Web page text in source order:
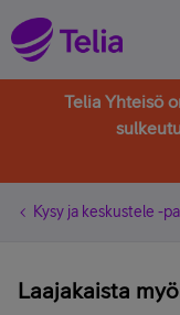
Telia Yhteisö
Kysy ja keskustele -
Laajakaista